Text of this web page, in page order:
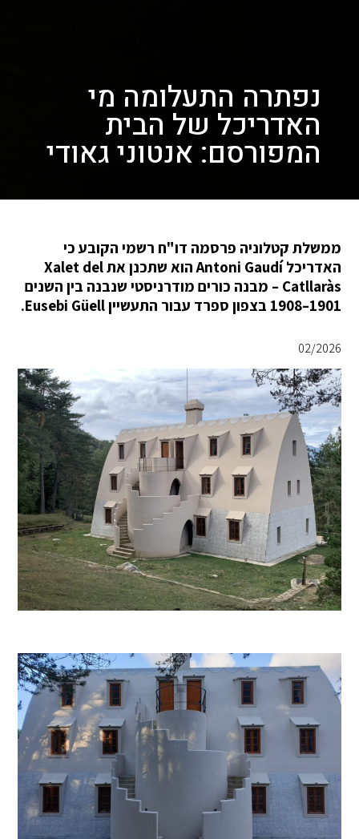
נפתרה התעלומה מי
האדריכל של הבית
המפורסם: אנטוני גאודי
ממשלת קטלוניה פרסמה דו"ח רשמי הקובע כי
האדריכל Antoni Gaudí הוא שתכנן את Xalet del
Catllaràs – מבנה כורים מודרניסטי שנבנה בין השנים
1901–1908 בצפון ספרד עבור התעשיין Eusebi Güell.
02/2026